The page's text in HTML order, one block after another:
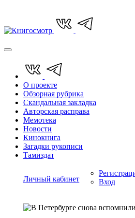
О проекте
Обзорная рубрика
Скандальная закладка
Авторская расправа
Мемотека
Новости
Кинокнига
Загадки рукописи
Тамиздат
Личный кабинет
Вход